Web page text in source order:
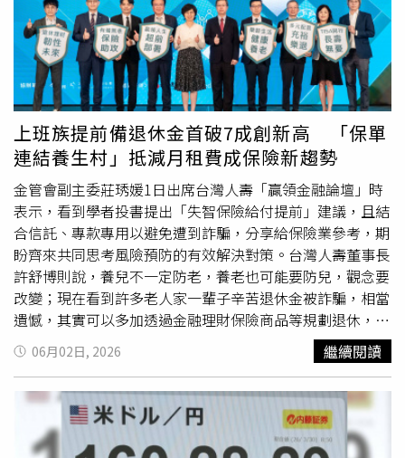
策以提振疲弱消費需求的立場。對此，總部位於美國紐約的
全球性CEO諮詢與戰略顧問公司「Teneo」董事總經理魏爾
道（Gabriel Wildau）也分析：「除非經濟放緩持續超越衝
突影響範圍，否則北京的政策制定者可能會避免推出新的重
大刺激措施。」魏爾道補充，由24名成員組成的最高政策會
議「中共中央政治局」，預計將於7月底召開，這將是中國
政府「加大政策刺激力度的下一個機會。」
林的對華立場可能出現重大轉向。在歐洲，人民幣兌歐元匯
率被視為中國出口激增的重要原因之一，使中國商品對海外
買家而言更具價格優勢。這進一步導致龐大的貿易逆差，引
發歐洲各國領導人的不滿。他們擔心本地製造業正面臨生存
危機。梅爾茨甚至以《廣場協議》作為處理此類問題的範
例。1985年，美國及部分歐洲夥伴國曾與日本簽署《廣場
協議》，當時外界普遍擔憂日圓被嚴重低估。儘管《廣場協
議》經常出現在美中貿易戰相關討論中，但在歐洲卻較少被
提及。梅爾茨是在歐盟27個成員國領袖討論對中關係後發表
上述談話。此次會議最終授權歐盟執委會制定新的戰略，以
應對歐盟所認定的中國工業產能過剩問題。歐盟執委會主席
馮德萊恩（Ursula von der Leyen）在峰會後表示：「執委
會將研究新的工具，例如供應鏈多元化工具。我很高興看到
成員國明確支持以團結一致的方式作出歐洲層級的回應。」
馮德萊恩補充，這些工具將用來確保企業降低對那些掌握市
場主導地位國家的依賴程度，「總體而言，這些措施將支持
企業更快地降低風險。多年來，企業界的行動一直過於緩
慢，風險其實早已顯而易見，但反應速度並不夠快。」她還
強調，去年中國對歐盟出口量增加了45％，「這種情況根本
無法持續。」梅爾茨表示，這些新工具將於10月下一次歐盟
理事會峰會期間提出。此次會議前，歐盟領導人18日晚間曾
上班族提前備退休金首破7成創新高 「保單
連結養生村」抵減月租費成保險新趨勢
金管會副主委莊琇媛1日出席台灣人壽「贏領金融論壇」時
表示，看到學者投書提出「失智保險給付提前」建議，且結
合信託、專款專用以避免遭到詐騙，分享給保險業參考，期
盼齊來共同思考風險預防的有效解決對策。台灣人壽董事長
許舒博則說，養兒不一定防老，養老也可能要防兒，觀念要
改變；現在看到許多老人家一輩子辛苦退休金被詐騙，相當
遺憾，其實可以多加透過金融理財保險商品等規劃退休，建
立健康養老防護網。台灣人壽許舒博董事長於贏領金融論壇
倡議安全保險商品助攻國人退休準備。（圖／台灣人壽提
供）中信金控子公司台灣人壽並與政大商學院共同發布
2026「退休生態觀察指標」調查結果，該項調查連續舉辦
七年，今天由調查計畫主持人政大金融學系教授楊曉文說明
針對1200份調查結果；未退族「自備退休金」比例首次破7
06月02日, 2026 繼續閱讀